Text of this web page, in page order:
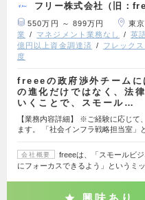
フリー株式会社（旧：
550万円 ～ 899万円 東
業
マネジメント業務なし 英
億円以上資金調達済
フレック
度
freeeの政府渉外チームに
の進化だけではなく、法
いくことで、スモール…
【業務内容詳細】 ※ご経験に応じて
ます。 「社会インフラ戦略担当室」
会社概要
freeeは、「スモールビ
にフォーカスできるよう」というミ